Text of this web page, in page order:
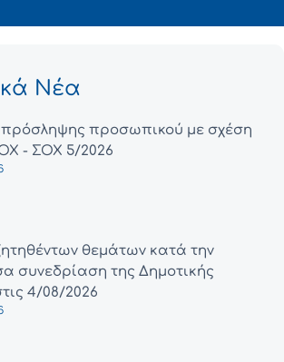
Νέα
προσωπικού με σχέση
- ΣΟΧ 5/2026
θεμάτων κατά την
συνεδρίαση της Δημοτικής
4/08/2026